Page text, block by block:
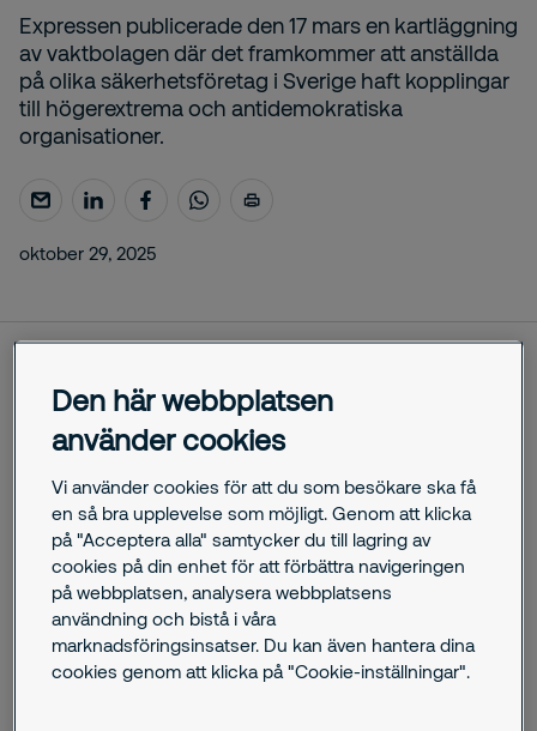
​Expressen publicerade den 17 mars en ​kartläggning
av vaktbolagen där det framkommer att anställda
på olika säkerhetsföretag i Sverige haft kopplingar
till högerextrema och antidemokratiska
organisationer.
oktober 29, 2025
Expressen publicerade den 17 mars en
vaktbolagen där det framkommer att anställda på olika
säkerhetsföretag i Sverige haft kopplingar till högerextrema
granskade personerna har varit eller är anställda hos
Securitas. Vi har inlett interna utredningar kring flera av de
personer som omnämns i granskningen och ser såklart
allvarligt på detta. Vi kommer även att vidta arbetsrättsliga
åtgärder om det skulle visa sig påkallat. Securitas tar starkt
avstånd mot dessa åsiktsyttringar och vi ska inte ha
anställda som bekänner sig till antidemokratiska idéer, eller
tillhör organisationer som bekämpar det samhälle våra
Den här webbplatsen
använder cookies
Vi använder cookies för att du som besökare ska få
en så bra upplevelse som möjligt. Genom att klicka
på "Acceptera alla" samtycker du till lagring av
cookies på din enhet för att förbättra navigeringen
på webbplatsen, analysera webbplatsens
användning och bistå i våra
marknadsföringsinsatser. Du kan även hantera dina
cookies genom att klicka på "Cookie-inställningar".